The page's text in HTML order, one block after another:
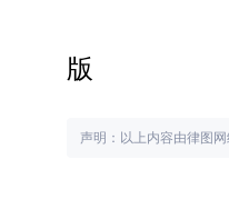
版
声明：以上内容由律图